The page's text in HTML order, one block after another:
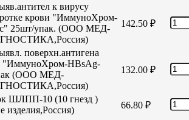
к вирусу
крови "ИммуноХром-
25шт/упак. (ООО МЕД-
142.50 ₽
поверхн.антигена
"ИммуноХром-HBsAg-
(ООО МЕД-
132.00 ₽
ШЛПП-10 (10 гнезд )
66.80 ₽